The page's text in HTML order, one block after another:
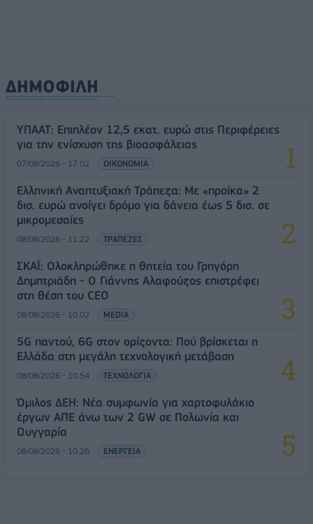
ΔΗΜΟΦΙΛΗ
ΥΠΑΑΤ: Επιπλέον 12,5 εκατ. ευρώ στις Περιφέρειες
για την ενίσχυση της βιοασφάλειας
07/08/2026 - 17:02 ΟΙΚΟΝΟΜΙΑ
Ελληνική Αναπτυξιακή Τράπεζα: Με «προίκα» 2
δισ. ευρώ ανοίγει δρόμο για δάνεια έως 5 δισ. σε
μικρομεσαίες
08/08/2026 - 11:22 ΤΡΑΠΕΖΕΣ
ΣΚΑΪ: Ολοκληρώθηκε η θητεία του Γρηγόρη
Δημητριάδη - Ο Γιάννης Αλαφούζος επιστρέφει
στη θέση του CEO
08/08/2026 - 10:02 MEDIA
5G παντού, 6G στον ορίζοντα: Πού βρίσκεται η
Ελλάδα στη μεγάλη τεχνολογική μετάβαση
08/08/2026 - 10:54 ΤΕΧΝΟΛΟΓΙΑ
Όμιλος ΔΕΗ: Νέα συμφωνία για χαρτοφυλάκιο
έργων ΑΠΕ άνω των 2 GW σε Πολωνία και
Ουγγαρία
08/08/2026 - 10:26 ΕΝΕΡΓΕΙΑ